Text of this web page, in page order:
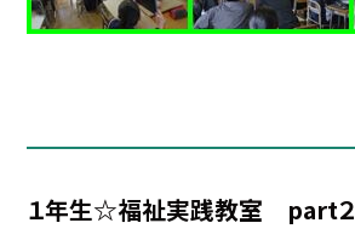
１年生☆福祉実践教室 part２